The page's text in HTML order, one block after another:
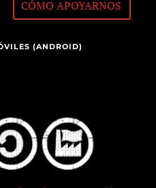
CÓMO APOYARNOS
(ANDROID)